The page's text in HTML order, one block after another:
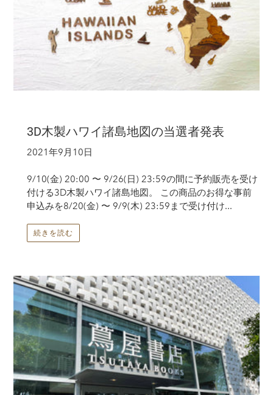
3D木製ハワイ諸島地図の当選者発表
2021年9月10日
9/10(金) 20:00 〜 9/26(日) 23:59の間に予約販売を受け
付ける3D木製ハワイ諸島地図。 この商品のお得な事前
申込みを8/20(金) 〜 9/9(木) 23:59まで受け付け...
続きを読む